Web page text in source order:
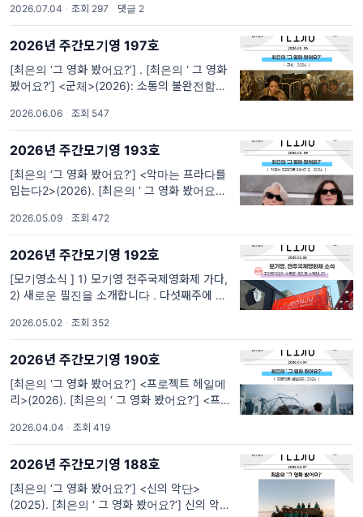
이해할 수 있다면 그녀가 울었다
2026.07.04 · 조회 297 · 댓글 2
2026년 주간모기영 197호
[최은의 ‘그 영화 봤어요?’] . [최은의 ‘ 그 영화
봤어요?’] <군체>(2026): 소통의 불완전함?
전국동시지방선거가 막 끝이 났습니다. 내란의
동조자이자
2026.06.06 · 조회 547
2026년 주간모기영 193호
[최은의 ‘그 영화 봤어요?’] <악마는 프라다를
입는다2>(2026). [최은의 ‘ 그 영화 봤어요?’]
변함없는 것들 너머 악마가 프라다를 입고 나타
난다 한들 저는 필시 명품을 알아보지 못해서
차려입
2026.05.09 · 조회 472
2026년 주간모기영 192호
[모기영소식 ] 1) 모기영 전주국제영화제 가다,
2) 새로운 필진을 소개합니다 . 다섯째주에 만
에 인사드리는 주간 모기영 에디터 기영이 입니
다. 오늘은 다양한 모기영 소식 전해드리도록
할게요! 1. 모기영, 전주국제
2026.05.02 · 조회 352
2026년 주간모기영 190호
[최은의 ‘그 영화 봤어요?’] <프로젝트 헤일메
리>(2026). [최은의 ‘ 그 영화 봤어요?’] <프로
의: 영화의 결말이 언급되어 있습니다. 자주 가
는 동네 카페에서 앤디 위어의 소설 『프로젝트
2026.04.04 · 조회 419
2026년 주간모기영 188호
[최은의 ‘그 영화 봤어요?’] <신의 악단>
(2025). [최은의 ‘ 그 영화 봤어요?’] 신의 악단